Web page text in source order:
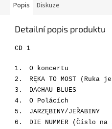
Popis Diskuze
Detailní popis produktu
CD 1
1.
O koncertu
2.
RĘKA TO MOST (Ruka
3.
DACHAU BLUES
4.
O Polácích
5.
JARZĘBINY/JEŘABINY
6.
DIE NUMMER (Číslo